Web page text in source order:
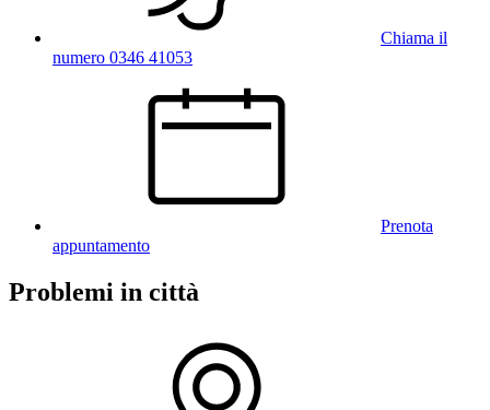
Chiama il
numero 0346 41053
Prenota
appuntamento
Problemi in città